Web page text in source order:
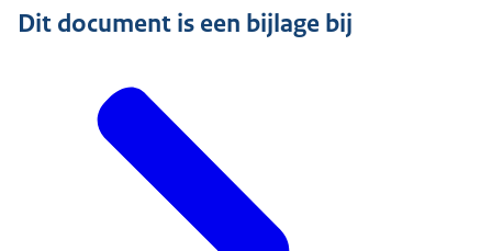
Dit document is een bijlage bij